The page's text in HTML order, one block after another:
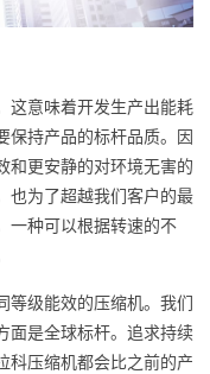
这意味着开发生产出能耗
保持产品的标杆品质。因
和更安静的对环境无害的
也为了超越我们客户的最
一种可以根据转速的不
等级能效的压缩机。我们
面是全球标杆。追求持续
科压缩机都会比之前的产